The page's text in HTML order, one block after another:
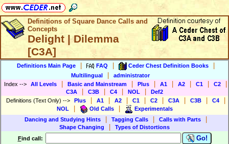
Definitions of Square Dance Calls and
Concepts
Delight | Dilemma
[C3A]
Definitions Main Page FAQ Ceder Chest Definition Books
Multilingual
administrator
Index --> All Levels Basic and Mainstream Plus A1 A2 C1 C2
C3A C3B C4 NOL
Def2
Definitions (Text Only) --> Plus A1 A2 C1 C2 C3A C3B C4
NOL Old Calls
Experimentals
Dancing and Studying Hints
Tagging Calls Calls with Parts
Shape Changing
Types of Distortions
Find call: Go!